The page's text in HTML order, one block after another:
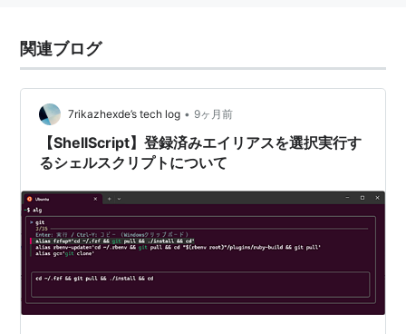
関連ブログ
7rikazhexde’s tech log • 9ヶ月前
【ShellScript】登録済みエイリアスを選択実行す
るシェルスクリプトについて